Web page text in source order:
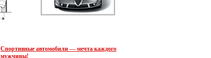
Спортивные автомобили — мечта каждого
мужчины!